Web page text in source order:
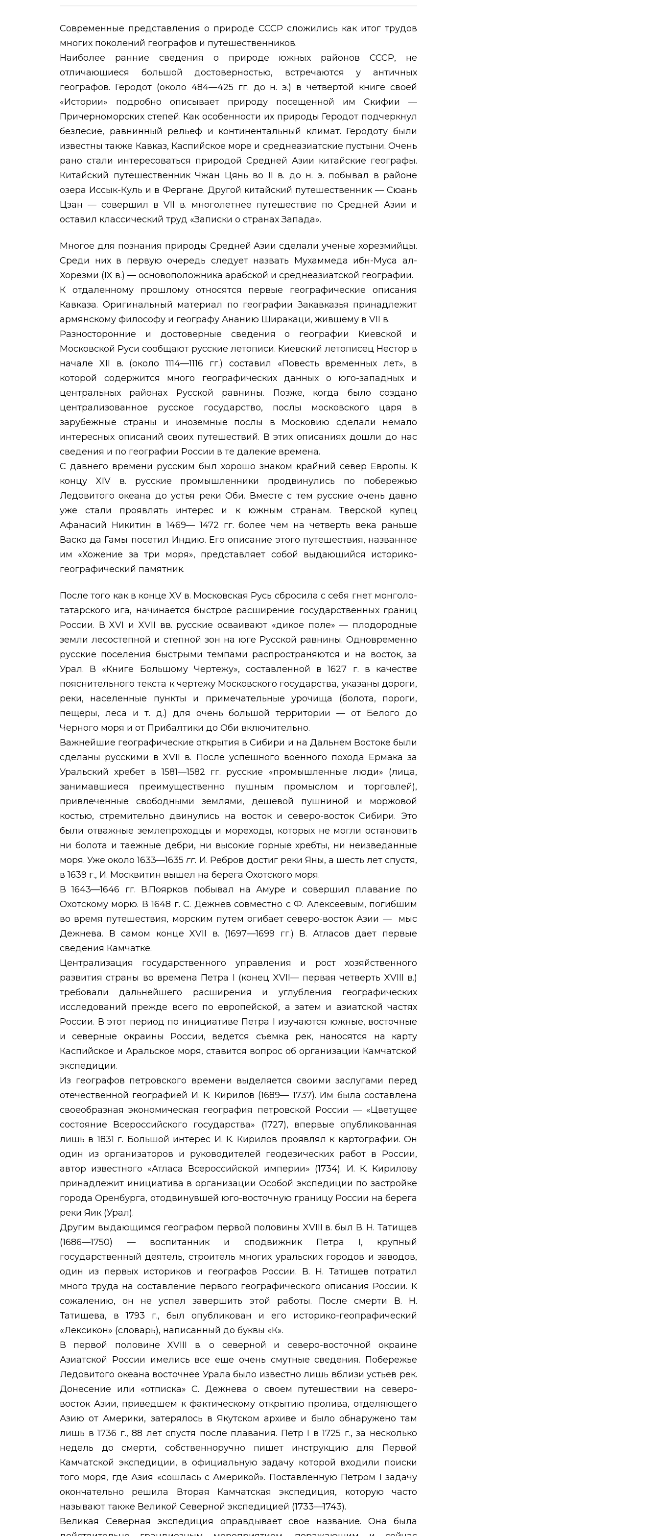
Современные представления о природе СССР сложились как итог трудов
многих поколений географов и путешественников.
Наиболее ранние сведения о природе южных районов СССР, не
отличающиеся большой достоверностью, встречаются у античных
географов. Геродот (около 484—425 гг. до н. э.) в четвертой книге своей
«Истории» подробно описывает природу посещенной им Скифии —
Причерноморских степей. Как особенности их природы Геродот подчеркнул
безлесие, равнинный рельеф и континентальный климат. Геродоту были
известны также Кавказ, Каспийское море и среднеазиатские пустыни. Очень
рано стали интересоваться природой Средней Азии китайские географы.
Китайский путешественник Чжан Цянь во II в. до н. э. побывал в районе
озера Иссык-Куль и в Фергане. Другой китайский путешественник — Сюань
Цзан — совершил в VII в. многолетнее путешествие по Средней Азии и
оставил классический труд «Записки о странах Запада».
Многое для познания природы Средней Азии сделали ученые хорезмийцы.
Среди них в первую очередь следует назвать Мухаммеда ибн-Муса ал-
Хорезми (IX в.) — основоположника арабской и среднеазиатской географии.
К отдаленному прошлому относятся первые географические описания
Кавказа. Оригинальный материал по географии Закавказья принадлежит
армянскому философу и географу Ананию Ширакаци, жившему в VII в.
Разносторонние и достоверные сведения о географии Киевской и
Московской Руси сообщают русские летописи. Киевский летописец Нестор в
начале XII в. (около 1114—1116 гг.) составил «Повесть временных лет», в
которой содержится много географических данных о юго-западных и
центральных районах Русской равнины. Позже, когда было создано
централизованное русское государство, послы московского царя в
зарубежные страны и иноземные послы в Московию сделали немало
интересных описаний своих путешествий. В этих описаниях дошли до нас
сведения и по географии России в те далекие времена.
С давнего времени русским был хорошо знаком крайний север Европы. К
концу XIV в. русские промышленники продвинулись по побережью
Ледовитого океана до устья реки Оби. Вместе с тем русские очень давно
уже стали проявлять интерес и к южным странам. Тверской купец
Афанасий Никитин в 1469— 1472 гг. более чем на четверть века раньше
Васко да Гамы посетил Индию. Его описание этого путешествия, названное
им «Хожение за три моря», представляет собой выдающийся историко-
географический памятник.
После того как в конце XV в. Московская Русь сбросила с себя гнет монголо-
татарского ига, начинается быстрое расширение государственных границ
России. ВXVI и XVII вв. русские осваивают «дикое поле» — плодородные
земли лесостепной и степной зон на юге Русской равнины. Одновременно
русские поселения быстрыми темпами распространяются и на восток, за
Урал. В «Книге Большому Чертежу», составленной в 1627 г. в качестве
пояснительного текста к чертежу Московского государства, указаны дороги,
реки, населенные пункты и примечательные урочища (болота, пороги,
пещеры, леса и т. д.) для очень большой территории — от Белого до
Черного моря и от Прибалтики до Оби включительно.
Важнейшие географические открытия в Сибири и на Дальнем Востоке были
сделаны русскими вXVII в. После успешного военного похода Ермака за
Уральский хребет в 1581—1582 гг. русские «промышленные люди» (лица,
занимавшиеся преимущественно пушным промыслом и торговлей),
привлеченные свободными землями, дешевой пушниной и моржовой
костью, стремительно двинулись на восток и северо-восток Сибири. Это
были отважные землепроходцы и мореходы, которых не могли остановить
ни болота и таежные дебри, ни высокие горные хребты, ни неизведанные
моря. Уже около 1633—1635 гг. И. Ребров достиг реки Яны, а шесть лет спустя,
в 1639 г., И. Москвитин вышел на берега Охотского моря.
В 1643—1646 гг. В.Поярков побывал на Амуре и совершил плавание по
Охотскому морю. В 1648 г.C. Дежнев совместно с Ф. Алексеевым, погибшим
во время путешествия, морским путем огибает северо-восток Азии — мыс
Дежнева. В самом концеXVII в. (1697—1699 гг.) В. Атласов дает первые
сведения Камчатке.
Централизация государственного управления и рост хозяйственного
развития страны во времена Петра I (конец XVII— первая четверть XVIII в.)
требовали дальнейшего расширения и углубления географических
исследований прежде всего по европейской, а затем и азиатской частях
России. В этот период по инициативе Петра I изучаются южные, восточные
и северные окраины России, ведется съемка рек, наносятся на карту
Каспийское и Аральское моря, ставится вопрос об организации Камчатской
экспедиции.
Из географов петровского времени выделяется своими заслугами перед
отечественной географией И. К. Кирилов (1689— 1737). Им была составлена
своеобразная экономическая география петровской России — «Цветущее
состояние Всероссийского государства» (1727), впервые опубликованная
лишь в 1831 г. Большой интерес И. К. Кирилов проявлял к картографии. Он
один из организаторов и руководителей геодезических работ в России,
автор известного «Атласа Всероссийской империи» (1734). И. К. Кирилову
принадлежит инициатива в организации Особой экспедиции по застройке
города Оренбурга, отодвинувшей юго-восточную границу России на берега
реки Яик (Урал).
Другим выдающимся географом первой половины XVIII в. был В. Н. Татищев
(1686—1750) — воспитанник и сподвижник Петра I, крупный
государственный деятель, строитель многих уральских городов и заводов,
один из первых историков и географов России. В. Н. Татищев потратил
много труда на составление первого географического описания России. К
сожалению, он не успел завершить этой работы. После смерти В. Н.
Татищева, в 1793 г., был опубликован и его историко-геопрафический
«Лексикон» (словарь), написанный до буквы «К».
В первой половинеXVIII в. о северной и северо-восточной окраине
Азиатской России имелись все еще очень смутные сведения. Побережье
Ледовитого океана восточнее Урала было известно лишь вблизи устьев рек.
Донесение или «отписка» С. Дежнева о своем путешествии на северо-
восток Азии, приведшем к фактическому открытию пролива, отделяющего
Азию от Америки, затерялось в Якутском архиве и было обнаружено там
лишь в 1736 г., 88 лет спустя после плавания. Петр I в 1725 г., за несколько
недель до смерти, собственноручно пишет инструкцию для Первой
Камчатской экспедиции, в официальную задачу которой входили поиски
того моря, где Азия «сошлась с Америкой». Поставленную Петром Iзадачу
окончательно решила Вторая Камчатская экспедиция, которую часто
называют также Великой Северной экспедицией (1733—1743).
Великая Северная экспедиция оправдывает свое название. Она была